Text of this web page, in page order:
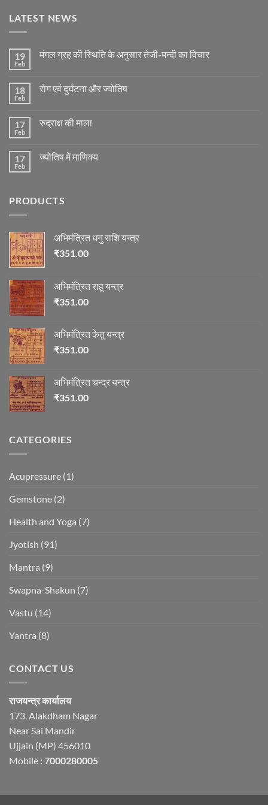
LATEST NEWS
19
Feb
मंगल ग्रह की स्थिति के अनुसार तेजी-मन्दी का विचार
मंगल
के
अनुसार
विचार
18
Feb
रोग एवं दुर्घटना और ज्योतिष
रोग
ज्योतिष
17
Feb
रुद्राक्ष की माला
रुद्राक्ष
17
Feb
ज्योतिष में माणिक्य
में
PRODUCTS
अभिमंत्रित धनु राशि यन्त्र
₹351.00
अभिमंत्रित राहू यन्त्र
₹351.00
अभिमंत्रित केतु यन्त्र
₹351.00
अभिमंत्रित चन्द्र यन्त्र
₹351.00
CATEGORIES
Acupressure (1)
Gemstone (2)
Health and Yoga (7)
Jyotish (91)
Mantra (9)
Swapna-Shakun (7)
Vastu (14)
Yantra (8)
CONTACT US
राजयन्त्र कार्यालय
173, Alakdham Nagar
Near Sai Mandir
Ujjain (MP) 456010
Mobile : 7000280005